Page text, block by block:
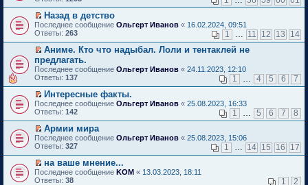
м
у
с
о
о
б
щ
е
н
и
ю
т
а
н
н
о
м
у
с
о
б
щ
е
н
и
ю
н
е
п
р
о
ч
и
т
а
н
н
о
м
у
с
о
о
б
щ
е
н
и
р
в
о
м
у
н
е
п
р
о
и
т
а
н
н
о
м
у
с
о
о
б
и
к
п
е
р
в
о
м
у
н
е
п
р
о
и
т
а
н
н
о
м
е
й
т
и
к
п
е
р
в
о
м
у
н
е
п
р
о
и
т
а
П
е
е
й
т
и
к
п
е
р
в
о
м
у
н
е
п
р
о
Назад в детство
Последнее сообщение Ольгерт Иванов « 16.02.2024, 09:51
Ответы: 263 1 11 12 13 14
П
е
р
е
й
т
и
к
п
е
р
в
о
м
у
н
Аниме. Кто что надыбал. Лоли и тентаклей не
предлагать.
Последнее сообщение Ольгерт Иванов « 24.11.2023, 12:10
Ответы: 137 1 4 5 6 7
П
е
е
й
т
и
п
е
р
Интересные факты.
Последнее сообщение Ольгерт Иванов « 25.08.2023, 16:33
Ответы: 142 1 5 6 7 8
П
е
е
й
т
Армии мира
Последнее сообщение Ольгерт Иванов « 25.08.2023, 15:06
Ответы: 327 1 14 15 16 17
П
е
на ваше мнение...
Последнее сообщение KOM « 13.03.2023, 18:11
Ответы: 38 1 2